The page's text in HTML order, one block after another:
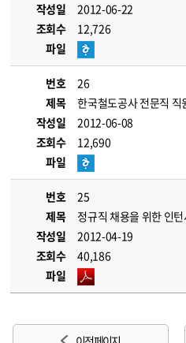
작성일
2012-06-22
조회수
12,726
파일
번호
26
제목
한국철도공사 전문직 직
작성일
2012-06-08
조회수
12,690
파일
번호
25
제목
정규직 채용을 위한 인
작성일
2012-04-19
조회수
40,186
파일